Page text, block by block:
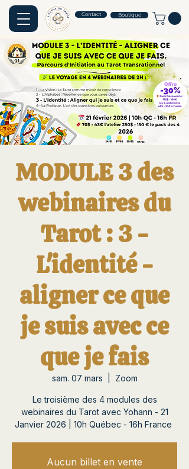
Contact Boutique
MODULE 3 des
webinaires du
Tarot : 3 -
L'identité -
aligner ce que
je suis avec ce
que je fais
sam. 07 mars Zoom
Le troisième des 4 modules des
webinaires du Tarot avec Yohann - 21
Janvier 2026 | 10h Québec - 16h France
Aucun billet en vente